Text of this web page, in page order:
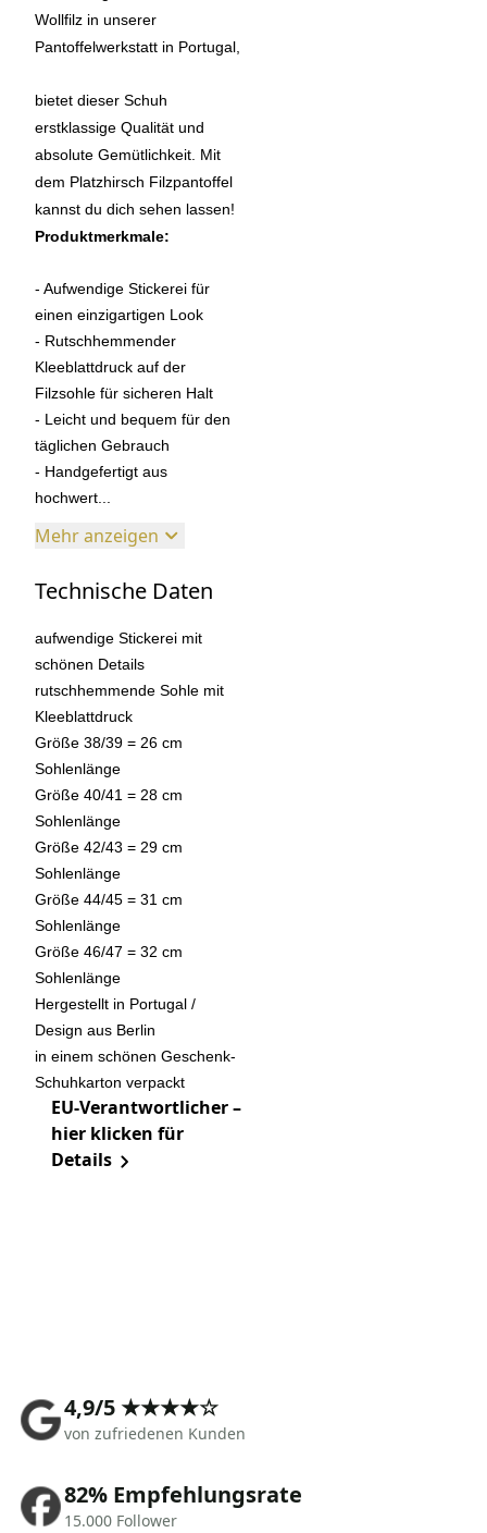
Wollfilz in unserer
Pantoffelwerkstatt in Portugal,
bietet dieser Schuh
erstklassige Qualität und
absolute Gemütlichkeit. Mit
dem Platzhirsch Filzpantoffel
kannst du dich sehen lassen!
Produktmerkmale:
- Aufwendige Stickerei für
einen einzigartigen Look
- Rutschhemmender
Kleeblattdruck auf der
Filzsohle für sicheren Halt
- Leicht und bequem für den
täglichen Gebrauch
- Handgefertigt aus
hochwert...
Mehr anzeigen
Technische Daten
aufwendige Stickerei mit
schönen Details
rutschhemmende Sohle mit
Kleeblattdruck
Größe 38/39 = 26 cm
Sohlenlänge
Größe 40/41 = 28 cm
Sohlenlänge
Größe 42/43 = 29 cm
Sohlenlänge
Größe 44/45 = 31 cm
Sohlenlänge
Größe 46/47 = 32 cm
Sohlenlänge
Hergestellt in Portugal /
Design aus Berlin
in einem schönen Geschenk-
Schuhkarton verpackt
EU-Verantwortlicher –
hier klicken für
Details
4,9/5 ★★★★☆
von zufriedenen Kunden
82% Empfehlungsrate
15.000 Follower